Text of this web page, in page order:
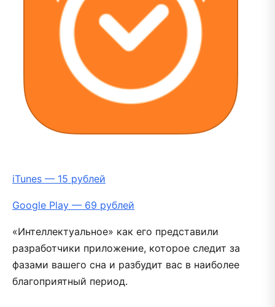
iTunes — 15 рублей
Google Play — 69 рублей
«Интеллектуальное» как его представили
разработчики приложение, которое следит за
фазами вашего сна и разбудит вас в наиболее
благоприятный период.